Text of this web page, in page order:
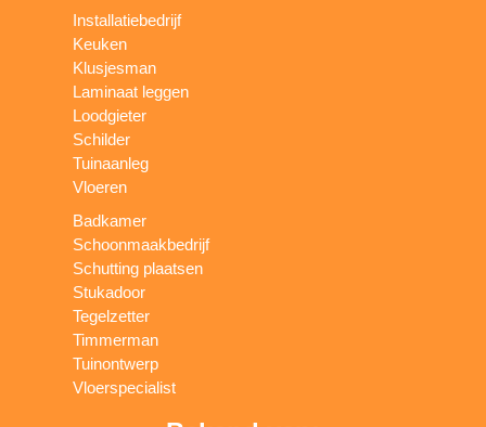
Installatiebedrijf
Keuken
Klusjesman
Laminaat leggen
Loodgieter
Schilder
Tuinaanleg
Vloeren
Badkamer
Schoonmaakbedrijf
Schutting plaatsen
Stukadoor
Tegelzetter
Timmerman
Tuinontwerp
Vloerspecialist